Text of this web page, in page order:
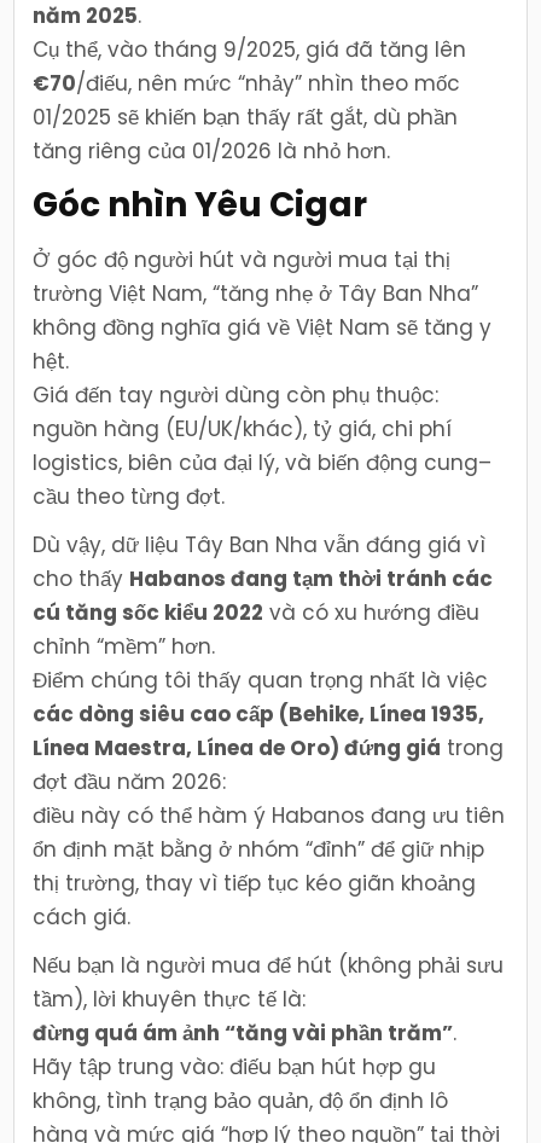
năm 2025.
Cụ thể, vào tháng 9/2025, giá đã tăng lên
€70/điếu, nên mức “nhảy” nhìn theo mốc
01/2025 sẽ khiến bạn thấy rất gắt, dù phần
tăng riêng của 01/2026 là nhỏ hơn.
Góc nhìn Yêu Cigar
Ở góc độ người hút và người mua tại thị
trường Việt Nam, “tăng nhẹ ở Tây Ban Nha”
không đồng nghĩa giá về Việt Nam sẽ tăng y
hệt.
Giá đến tay người dùng còn phụ thuộc:
nguồn hàng (EU/UK/khác), tỷ giá, chi phí
logistics, biên của đại lý, và biến động cung–
cầu theo từng đợt.
Dù vậy, dữ liệu Tây Ban Nha vẫn đáng giá vì
cho thấy Habanos đang tạm thời tránh các
cú tăng sốc kiểu 2022 và có xu hướng điều
chỉnh “mềm” hơn.
Điểm chúng tôi thấy quan trọng nhất là việc
các dòng siêu cao cấp (Behike, Línea 1935,
Línea Maestra, Línea de Oro) đứng giá trong
đợt đầu năm 2026:
điều này có thể hàm ý Habanos đang ưu tiên
ổn định mặt bằng ở nhóm “đỉnh” để giữ nhịp
thị trường, thay vì tiếp tục kéo giãn khoảng
cách giá.
Nếu bạn là người mua để hút (không phải sưu
tầm), lời khuyên thực tế là:
đừng quá ám ảnh “tăng vài phần trăm”.
Hãy tập trung vào: điếu bạn hút hợp gu
không, tình trạng bảo quản, độ ổn định lô
hàng và mức giá “hợp lý theo nguồn” tại thời